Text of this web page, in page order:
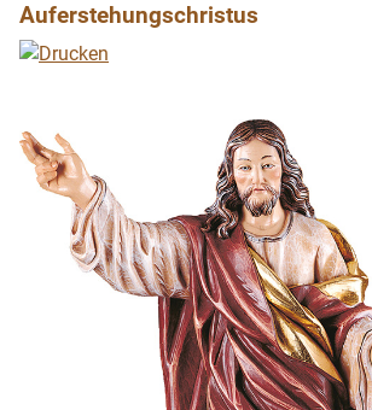
Auferstehungschristus